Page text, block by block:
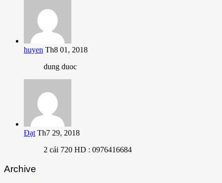
huyen Th8 01, 2018
dung duoc
Đạt Th7 29, 2018
2 cái 720 HD : 0976416684
Archive